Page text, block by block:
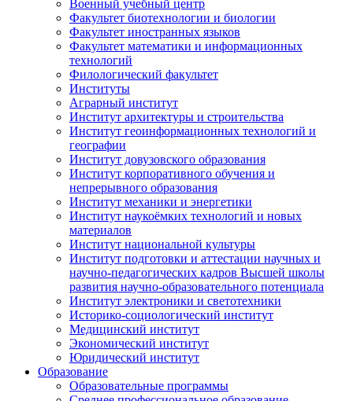
Военный учебный центр
Факультет биотехнологии и биологии
Факультет иностранных языков
Факультет математики и информационных
технологий
Филологический факультет
Институты
Аграрный институт
Институт архитектуры и строительства
Институт геоинформационных технологий и
географии
Институт довузовского образования
Институт корпоративного обучения и
непрерывного образования
Институт механики и энергетики
Институт наукоёмких технологий и новых
материалов
Институт национальной культуры
Институт подготовки и аттестации научных и
научно-педагогических кадров Высшей школы
развития научно-образовательного потенциала
Институт электроники и светотехники
Историко-социологический институт
Медицинский институт
Экономический институт
Юридический институт
Образование
Образовательные программы